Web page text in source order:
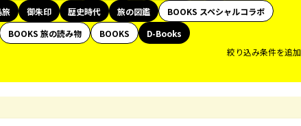
旅 御朱印 歴史時代 旅の図鑑
BOOKS スペシャルコラボ
BOOKS 旅の読み物 BOOKS
D-Books
絞り込み条件を追加